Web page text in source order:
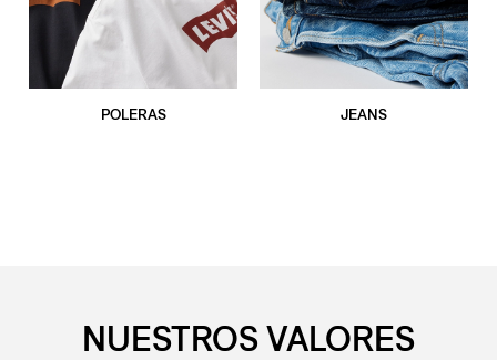
POLERAS JEANS
NUESTROS VALORES